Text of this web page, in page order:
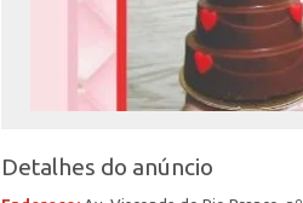
Detalhes do anúncio